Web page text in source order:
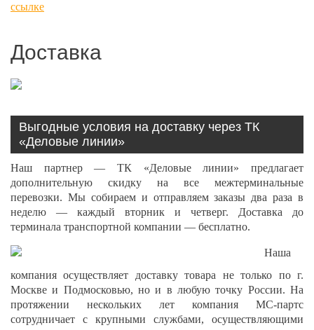
ссылке
Доставка
Выгодные условия на доставку через ТК
«Деловые линии»
Наш партнер — ТК «Деловые линии» предлагает
дополнительную скидку на все межтерминальные
перевозки. Мы собираем и отправляем заказы два раза в
неделю — каждый вторник и четверг. Доставка до
терминала транспортной компании — бесплатно.
Наша
компания осуществляет доставку товара не только по г.
Москве и Подмосковью, но и в любую точку России. На
протяжении нескольких лет компания МС-партс
сотрудничает с крупными службами, осуществляющими